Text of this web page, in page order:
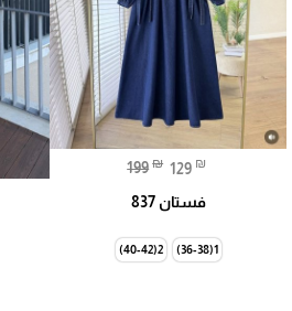
199 ₪ 129 ₪
فستان 837
1(36-38)
2(40-42)